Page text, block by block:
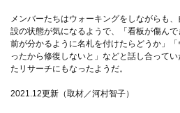
メンバーたちはウォーキングをしながらも
設の状態が気になるようで、「看板が傷ん
前が分かるように名札を付けたらどうか」
ったから修復しないと」などと話し合って
たリサーチにもなったようだ。
2021.12更新（取材／河村智子）